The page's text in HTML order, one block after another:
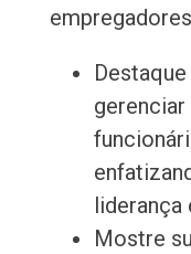
gerenciar
liderança
Mostre